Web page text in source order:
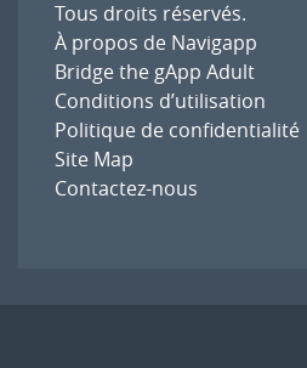
Tous droits réservés.
À propos de Navigapp
Bridge the gApp Adult
Conditions d’utilisation
Politique de confidentialité
Site Map
Contactez-nous